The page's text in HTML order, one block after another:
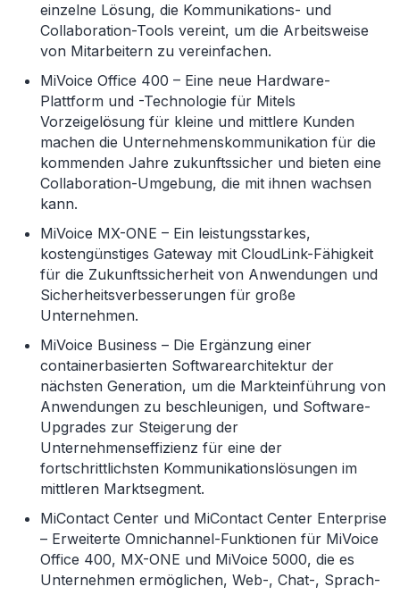
einzelne Lösung, die Kommunikations- und
Collaboration-Tools vereint, um die Arbeitsweise
von Mitarbeitern zu vereinfachen.
MiVoice Office 400 – Eine neue Hardware-
Plattform und -Technologie für Mitels
Vorzeigelösung für kleine und mittlere Kunden
machen die Unternehmenskommunikation für die
kommenden Jahre zukunftssicher und bieten eine
Collaboration-Umgebung, die mit ihnen wachsen
kann.
MiVoice MX-ONE – Ein leistungsstarkes,
kostengünstiges Gateway mit CloudLink-Fähigkeit
für die Zukunftssicherheit von Anwendungen und
Sicherheitsverbesserungen für große
Unternehmen.
MiVoice Business – Die Ergänzung einer
containerbasierten Softwarearchitektur der
nächsten Generation, um die Markteinführung von
Anwendungen zu beschleunigen, und Software-
Upgrades zur Steigerung der
Unternehmenseffizienz für eine der
fortschrittlichsten Kommunikationslösungen im
mittleren Marktsegment.
MiContact Center und MiContact Center Enterprise
– Erweiterte Omnichannel-Funktionen für MiVoice
Office 400, MX-ONE und MiVoice 5000, die es
Unternehmen ermöglichen, Web-, Chat-, Sprach-